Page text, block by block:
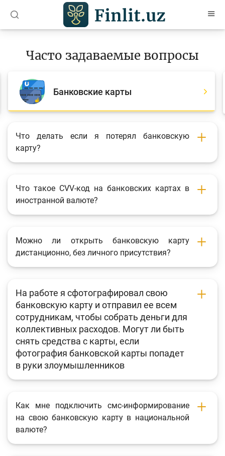
Учебные материалы
Проекты
Депозитный и кредитный калькуляторы
Анкетирование
Опросы
Фотогалерея
О проекте
Карта сайта
Часто задаваемые вопросы
Банковские карты
Что делать если я потерял банковскую
карту?
Что такое CVV-код на банковских картах в
иностранной валюте?
Можно ли открыть банковскую карту
дистанционно, без личного присутствия?
На работе я сфотографировал свою
банковскую карту и отправил ее всем
сотрудникам, чтобы собрать деньги для
коллективных расходов. Могут ли быть
снять средства с карты, если
фотография банковской карты попадет
в руки злоумышленников
Как мне подключить смс-информирование
на свою банковскую карту в национальной
валюте?